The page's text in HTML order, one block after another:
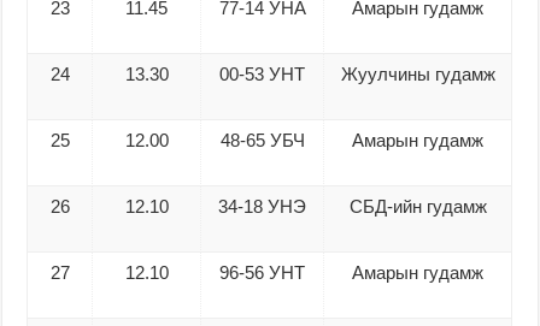
23 11.45 77-14 УНА Амарын гудамж
24 13.30 00-53 УНТ Жуулчины гудамж
25 12.00 48-65 УБЧ Амарын гудамж
26 12.10 34-18 УНЭ СБД-ийн гудамж
27 12.10 96-56 УНТ Амарын гудамж